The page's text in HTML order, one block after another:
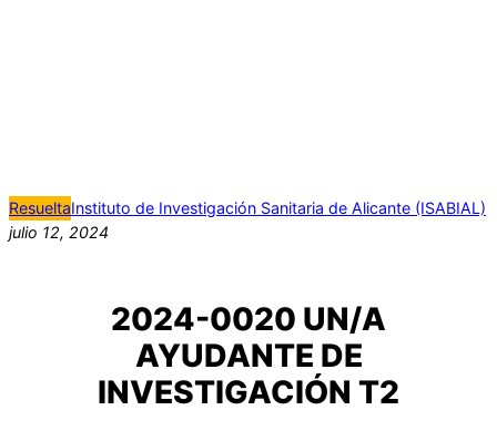
ResueltaInstituto de Investigación Sanitaria de Alicante (ISABIAL)
julio 12, 2024
2024-0020 UN/A
AYUDANTE DE
INVESTIGACIÓN T2